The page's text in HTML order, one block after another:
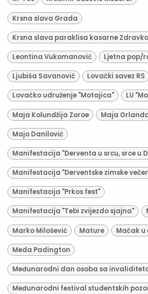
Krsna slava Grada
Krsna slava paraklisa kasarne
Leontina Vukomanović Ljetna pop/
Ljubiša Savanović Lovački savez RS
Lovačko udruženje "Motajica" LU
Maja Kolundžija Zoroe Maja
Majo Danilović
Manifestacija "Derventa u srcu, srce u
Manifestacija "Derventske zimske
Manifestacija "Prkos fest"
Manifestacija "Tebi zvijezdo sjajna"
Marko Milošević Mature Mačak
Meda Padington
Međunarodni dan osoba sa